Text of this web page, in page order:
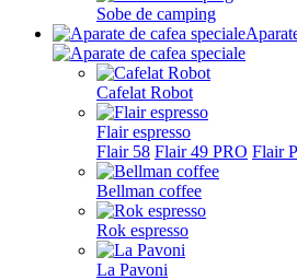
Sobe de camping
Cafelat Robot
Flair espresso
Flair 58 Flair 49 PRO Flair
Bellman coffee
Rok espresso
La Pavoni